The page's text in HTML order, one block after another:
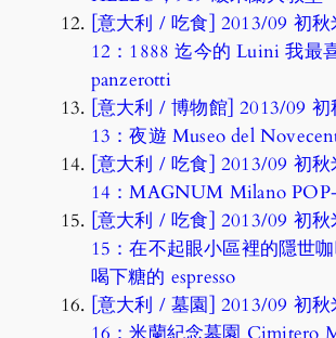
[意大利 / 吃食] 2013/09 初秋
12：1888 迄今的 Luini 我最
panzerotti
[意大利 / 博物館] 2013/09 初
13：夜遊 Museo del
[意大利 / 吃食] 2013/09 初秋
14：MAGNUM Milano
[意大利 / 吃食] 2013/09 初秋
15：在不起眼小區裡的隱世
喝下糖的 espresso
[意大利 / 墓園] 2013/09 初秋